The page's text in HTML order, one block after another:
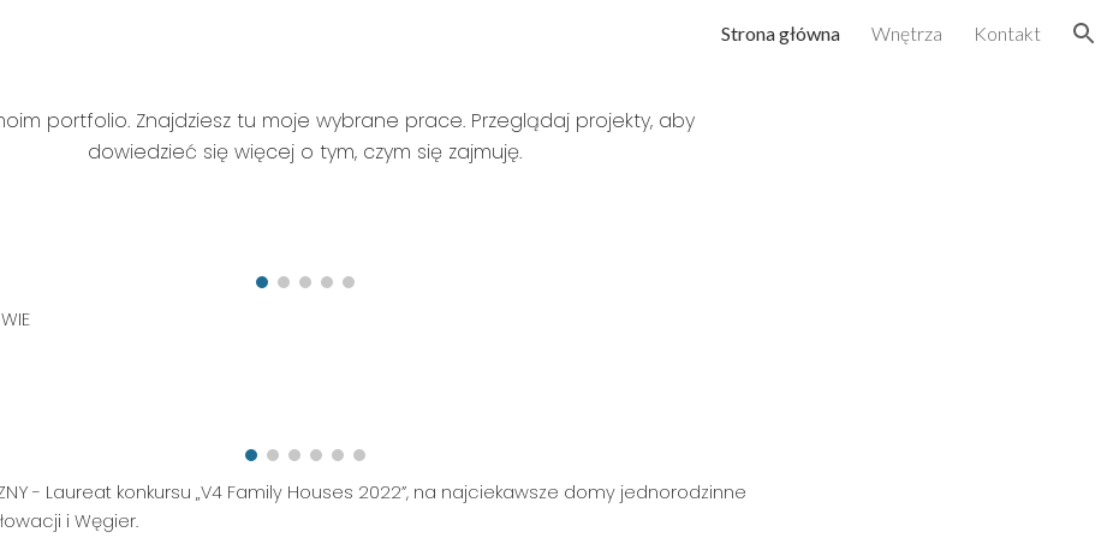
Strona główna Wnętrza Kontakt
portfolio. Znajdziesz tu moje wybrane prace. Przeglądaj projekty, aby
dowiedzieć się więcej o tym, czym się zajmuję.
- Laureat konkursu „V4 Family Houses 2022”, na najciekawsze domy jednorodzinne
i Węgier.